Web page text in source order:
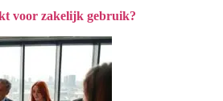
voor zakelijk gebruik?